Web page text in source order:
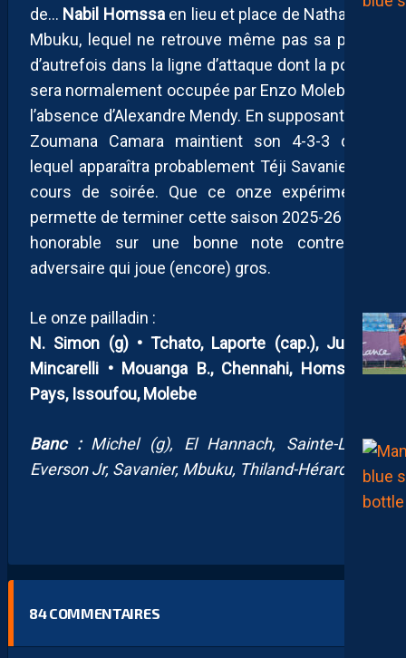
de… Nabil Homssaen lieu et place de Nathanaël
Mbuku, lequel ne retrouve même pas sa place
d’autrefois dans la ligne d’attaque dont la pointe
sera normalement occupée par Enzo Molebe en
l’absence d’Alexandre Mendy. En supposant que
Zoumana Camara maintient son 4-3-3 dans
lequel apparaîtra probablement Téji Savanier en
cours de soirée. Que ce onze expérimental
permette de terminer cette saison 2025-26 déjà
honorable sur une bonne note contre un
adversaire qui joue (encore) gros.
Le onze pailladin :
N. Simon (g) • Tchato, Laporte (cap.), Jullien,
Mincarelli • Mouanga B., Chennahi, Homssa •
Pays, Issoufou, Molebe
Banc : Michel (g), El Hannach, Sainte-Luce,
Everson Jr, Savanier, Mbuku, Thiland-Hérard
84COMMENTAIRES